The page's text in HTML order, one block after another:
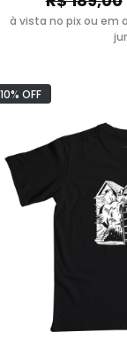
à vista no pix ou em
10% OFF